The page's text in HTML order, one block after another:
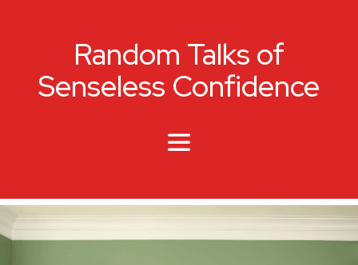
Random Talks of
Senseless Confidence